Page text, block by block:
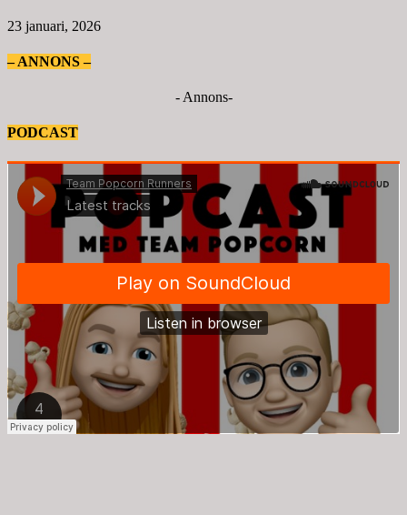
23 januari, 2026
– ANNONS –
- Annons-
PODCAST